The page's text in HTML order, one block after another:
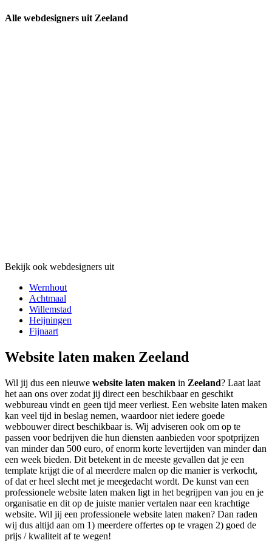
Alle webdesigners uit Zeeland
Bekijk ook webdesigners uit
Wernhout
Achtmaal
Willemstad
Heijningen
Fijnaart
Website laten maken Zeeland
Wil jij dus een nieuwe website laten maken in Zeeland? Laat laat
het aan ons over zodat jij direct een beschikbaar en geschikt
webbureau vindt en geen tijd meer verliest. Een website laten maken
kan veel tijd in beslag nemen, waardoor niet iedere goede
webbouwer direct beschikbaar is. Wij adviseren ook om op te
passen voor bedrijven die hun diensten aanbieden voor spotprijzen
van minder dan 500 euro, of enorm korte levertijden van minder dan
een week bieden. Dit betekent in de meeste gevallen dat je een
template krijgt die of al meerdere malen op die manier is verkocht,
of dat er heel slecht met je meegedacht wordt. De kunst van een
professionele website laten maken ligt in het begrijpen van jou en je
organisatie en dit op de juiste manier vertalen naar een krachtige
website. Wil jij een professionele website laten maken? Dan raden
wij dus altijd aan om 1) meerdere offertes op te vragen 2) goed de
prijs / kwaliteit af te wegen!